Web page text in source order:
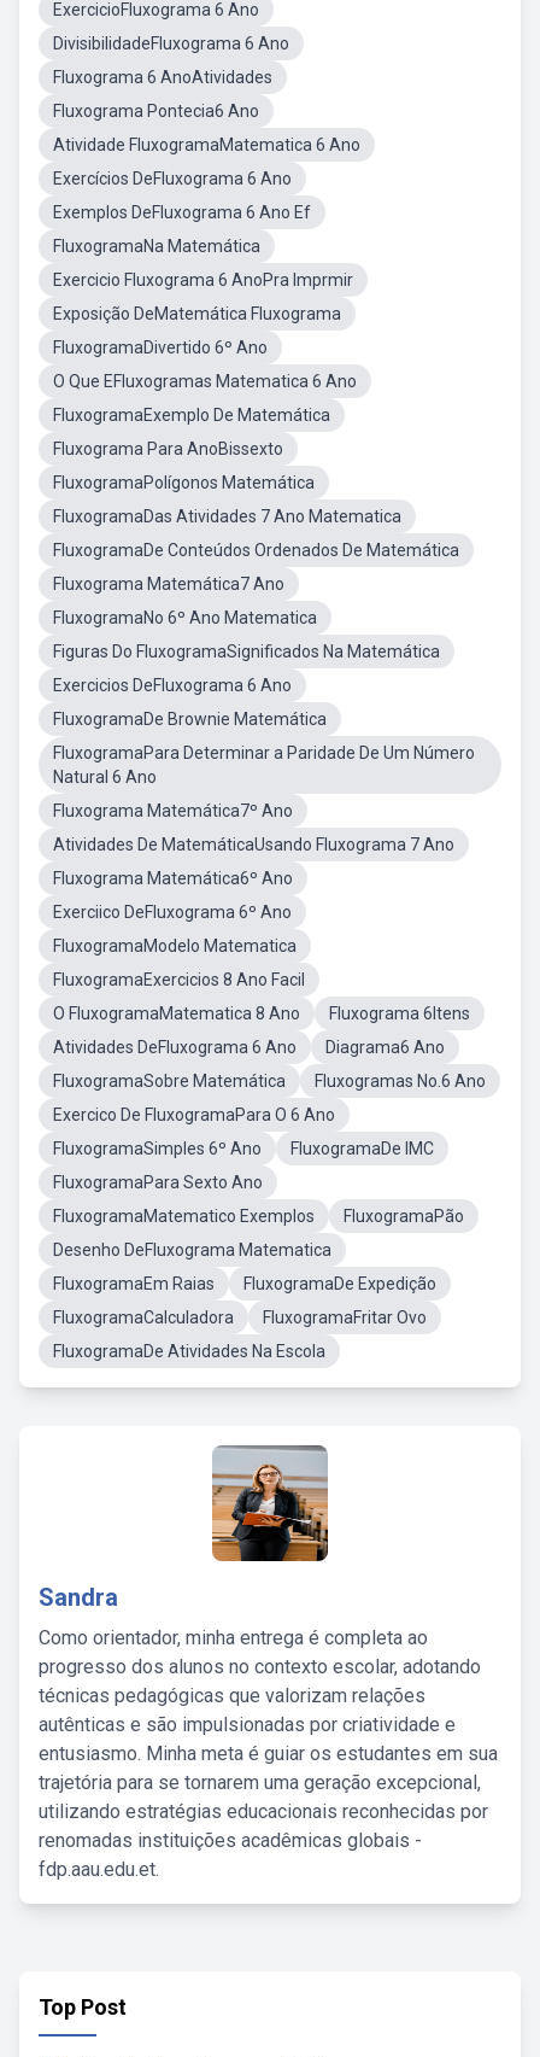
ExercicioFluxograma 6 Ano
DivisibilidadeFluxograma 6 Ano
Fluxograma 6 AnoAtividades
Fluxograma Pontecia6 Ano
Atividade FluxogramaMatematica 6 Ano
Exercícios DeFluxograma 6 Ano
Exemplos DeFluxograma 6 Ano Ef
FluxogramaNa Matemática
Exercicio Fluxograma 6 AnoPra Imprmir
Exposição DeMatemática Fluxograma
FluxogramaDivertido 6º Ano
O Que EFluxogramas Matematica 6 Ano
FluxogramaExemplo De Matemática
Fluxograma Para AnoBissexto
FluxogramaPolígonos Matemática
FluxogramaDas Atividades 7 Ano Matematica
FluxogramaDe Conteúdos Ordenados De Matemática
Fluxograma Matemática7 Ano
FluxogramaNo 6º Ano Matematica
Figuras Do FluxogramaSignificados Na Matemática
Exercicios DeFluxograma 6 Ano
FluxogramaDe Brownie Matemática
FluxogramaPara Determinar a Paridade De Um Número
Natural 6 Ano
Fluxograma Matemática7º Ano
Atividades De MatemáticaUsando Fluxograma 7 Ano
Fluxograma Matemática6º Ano
Exerciico DeFluxograma 6º Ano
FluxogramaModelo Matematica
FluxogramaExercicios 8 Ano Facil
O FluxogramaMatematica 8 Ano
Fluxograma 6Itens
Atividades DeFluxograma 6 Ano
Diagrama6 Ano
FluxogramaSobre Matemática
Fluxogramas No.6 Ano
Exercico De FluxogramaPara O 6 Ano
FluxogramaSimples 6º Ano
FluxogramaDe IMC
FluxogramaPara Sexto Ano
FluxogramaMatematico Exemplos
FluxogramaPão
Desenho DeFluxograma Matematica
FluxogramaEm Raias
FluxogramaDe Expedição
FluxogramaCalculadora
FluxogramaFritar Ovo
FluxogramaDe Atividades Na Escola
Sandra
Como orientador, minha entrega é completa ao
progresso dos alunos no contexto escolar, adotando
técnicas pedagógicas que valorizam relações
autênticas e são impulsionadas por criatividade e
entusiasmo. Minha meta é guiar os estudantes em sua
trajetória para se tornarem uma geração excepcional,
utilizando estratégias educacionais reconhecidas por
renomadas instituições acadêmicas globais -
fdp.aau.edu.et.
Top Post